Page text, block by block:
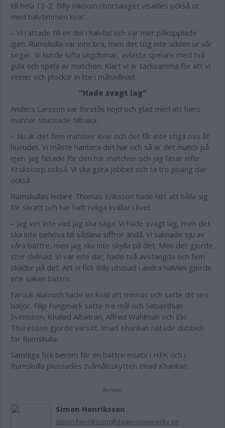
till hela 13-2. Billy Inkoom i bortalaget visades också ut
med halvtimmen kvar.
– Vi rättade till en del i halvtid och var mer påkopplade
igen. Rumskulla var inte bra, men det tog inte udden ur vår
seger. Vi kunde lufta ungdomar, avlasta spelare med två
gula och spela av matchen. Klart vi är tacksamma för att vi
vinner och plockar in lite i målskillnad.
"Hade svagt lag"
Anders Larsson var förstås nöjd och glad med att hans
mannar studsade tillbaka.
– Nu är det fem matcher kvar och det får inte stiga oss åt
huvudet. Vi måste hantera det här och så är det match på
igen. Jag fasade för den här matchen och jag fasar inför
Krokstorp också. Vi ska göra jobbet och ta tre poäng där
också.
Rumskullas ledare Thomas Eriksson hade lätt att hålla sig
för skratt och har haft roliga kvällar i livet.
– Jag vet inte vad jag ska säga. Vi hade svagt lag, men det
ska inte behöva bli sådana siffror ändå. Vi saknade sju av
våra bättre, men jag ska inte skylla på det. Men det gjorde
stor skillnad. Vi var inte där, hade två avstängda och fem
skador på det. Att vi fick Billy utvisad i andra halvlek gjorde
inte saken bättre.
Farouk Alaloush hade en kväll att minnas och satte dit sex
baljor. Filip Fungmark satte tre mål och Sebasthian
Svensson, Khaled Albatran, Alfred Wahlman och Elis
Thuresson gjorde varsitt. Imad Khankan nätade dubbelt
för Rumskulla.
Samtliga fick beröm för en bättre insats i HFK och i
Rumskulla plussades tvåmålsskytten Imad Khankan.
Annons:
Simon Henriksson
simon.henriksson@dagensvimmerby.se